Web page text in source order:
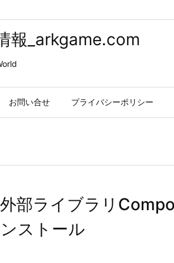
報_arkgame.com
お問い合せ プライバシーポリシー
部ライブラリ
ストール